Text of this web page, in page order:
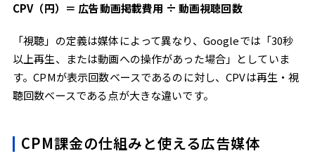
CPV（円）＝ 広告動画掲載費用 ÷ 動画視聴回数
「視聴」の定義は媒体によって異なり、Googleでは「30秒
以上再生、または動画への操作があった場合」としていま
す。CPMが表示回数ベースであるのに対し、CPVは再生・視
聴回数ベースである点が大きな違いです。
CPM課金の仕組みと使える広告媒体